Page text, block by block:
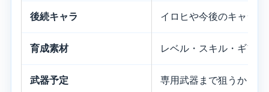
後続キャラ イロヒや今後のキャラも
育成素材 レベル・スキル・ギア
武器予定 専用武器まで狙うか